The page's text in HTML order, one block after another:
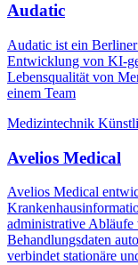
Audatic
Audatic ist ein
Entwicklung von KI-
Lebensqualität von
einem Team
Medizintechnik
Avelios Medical
Avelios Medical
administrative
Behandlungsdaten
verbindet stationäre